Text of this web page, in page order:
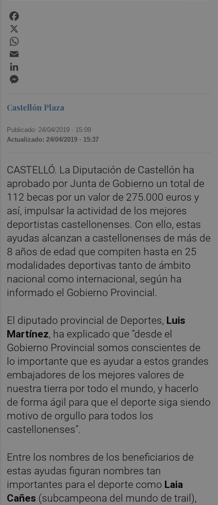
Castellón Plaza
Publicado: 24/04/2019 · 15:09
Actualizado: 24/04/2019 · 15:37
CASTELLÓ. La Diputación de Castellón ha
aprobado por Junta de Gobierno un total de
112 becas por un valor de 275.000 euros y
así, impulsar la actividad de los mejores
deportistas castellonenses. Con ello, estas
ayudas alcanzan a castellonenses de más de
8 años de edad que compiten hasta en 25
modalidades deportivas tanto de ámbito
nacional como internacional, según ha
informado el Gobierno Provincial.
El diputado provincial de Deportes, Luis
Martínez, ha explicado que “desde el
Gobierno Provincial somos conscientes de
lo importante que es ayudar a estos grandes
embajadores de los mejores valores de
nuestra tierra por todo el mundo, y hacerlo
de forma ágil para que el deporte siga siendo
motivo de orgullo para todos los
castellonenses”.
Entre los nombres de los beneficiarios de
estas ayudas figuran nombres tan
importantes para el deporte como Laia
Cañes (subcampeona del mundo de trail),